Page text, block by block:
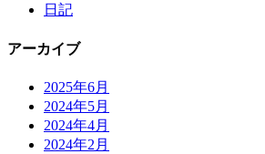
日記
アーカイブ
2025年6月
2024年5月
2024年4月
2024年2月